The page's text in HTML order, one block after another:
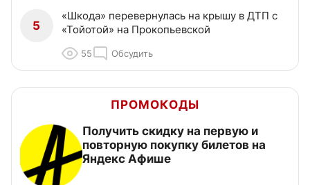
5
«Шкода» перевернулась на крышу в ДТП с
«Тойотой» на Прокопьевской
55 Обсудить
ПРОМОКОДЫ
Получить скидку на первую и
повторную покупку билетов на
Яндекс Афише